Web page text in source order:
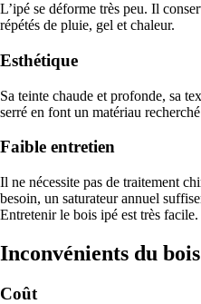
L’ipé se déforme très peu. Il
répétés de pluie, gel et chaleur.
Esthétique
Sa teinte chaude et profonde, sa
serré en font un matériau
Faible entretien
Il ne nécessite pas de traitement
besoin, un saturateur annuel
Entretenir le bois ipé est très facile.
Inconvénients du
Coût